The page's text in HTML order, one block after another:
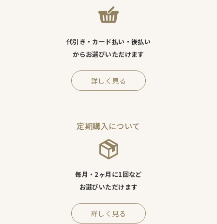
代引き・カード払い・後払い
からお選びいただけます
詳しく見る
定期購入について
毎月・2ヶ月に1回など
お選びいただけます
詳しく見る